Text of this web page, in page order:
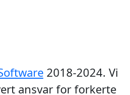
2018-2024. Vi
ansvar for forkerte